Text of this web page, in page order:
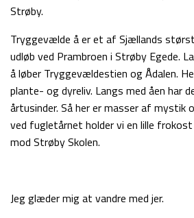
Strøby.
Tryggevælde å er et af Sjællands
udløb ved Prambroen i Strøby Egede.
å løber Tryggevældestien og Ådalen.
plante- og dyreliv. Langs med åen har
årtusinder. Så her er masser af mystik
ved fugletårnet holder vi en lille
mod Strøby Skolen.
Jeg glæder mig at vandre med jer.